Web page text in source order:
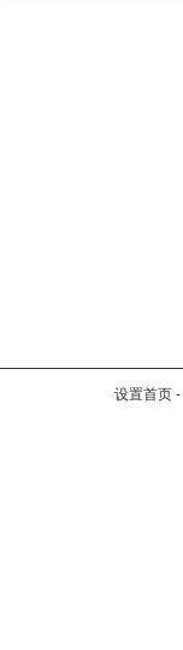
设置首页 -